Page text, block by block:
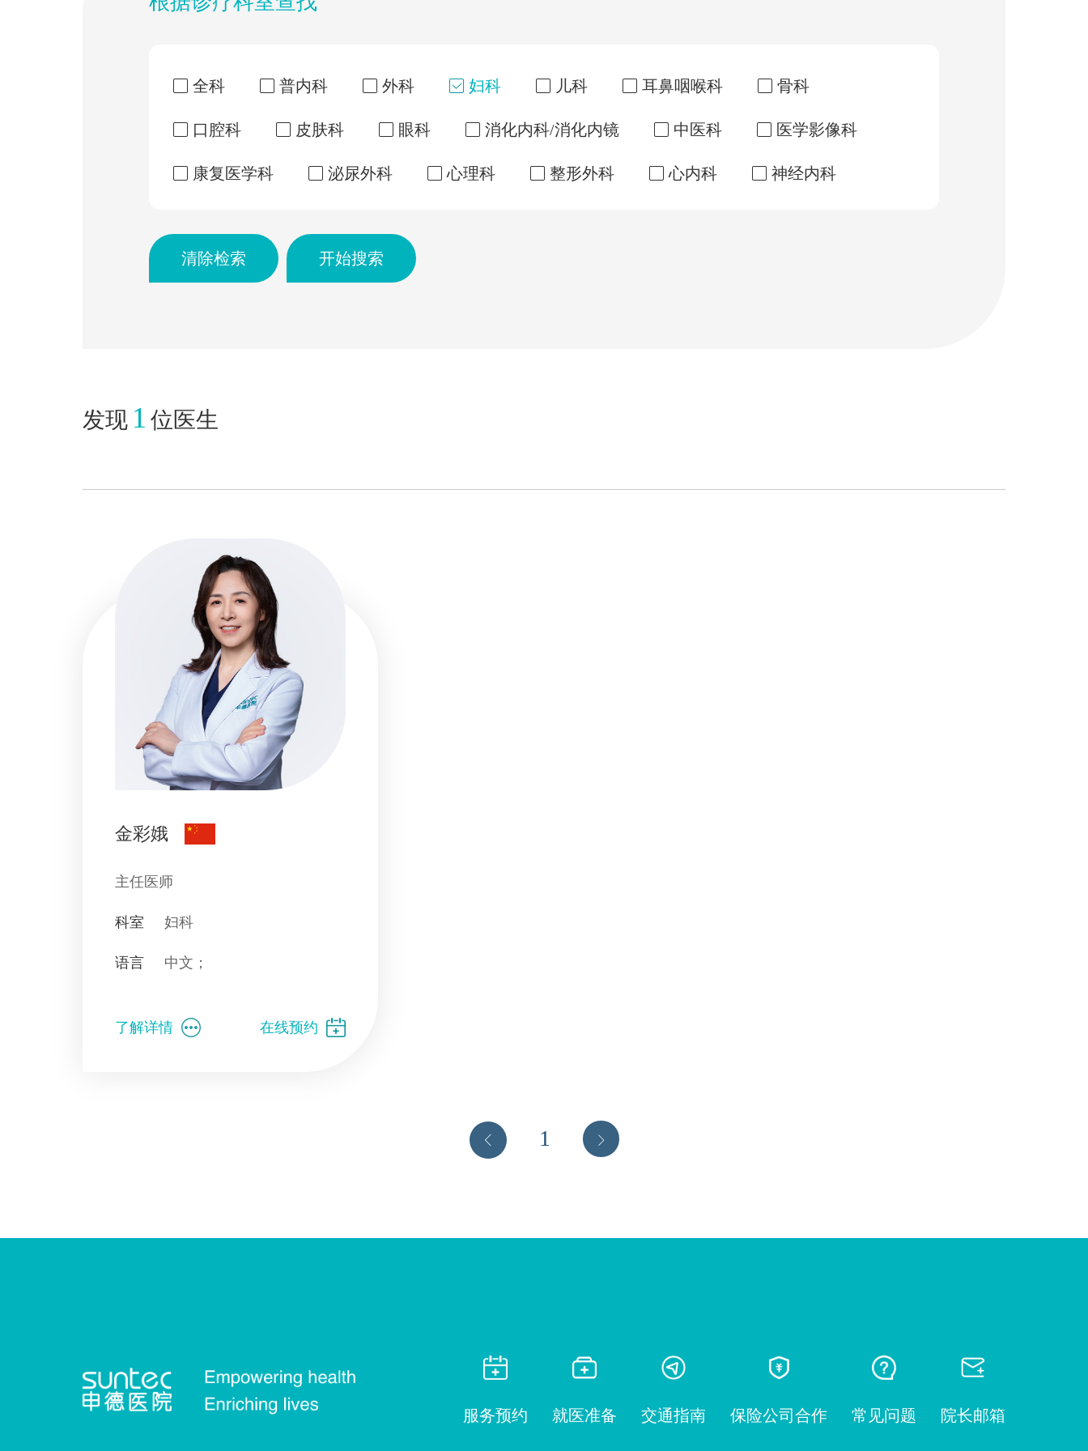
全科 普内科 外科 妇科 儿科 耳鼻咽喉科 骨科
口腔科 皮肤科 眼科 消化内科/消化内镜 中医科 医学影像科
康复医学科 泌尿外科 心理科 整形外科 心内科 神经内科
清除检索 开始搜索
发现 1 位医生
金彩娥
主任医师
科室 妇科
语言 中文；
了解详情 在线预约
1
服务预约 就医准备 交通指南 保险公司合作 常见问题 院长邮箱